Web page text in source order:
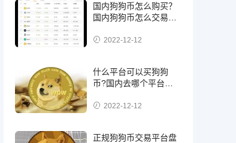
国内狗狗币怎么购买？
国内狗狗币怎么交易使
2022-12-12
什么平台可以买狗狗
币?国内去哪个平台买
2022-12-12
正规狗狗币交易平台盘